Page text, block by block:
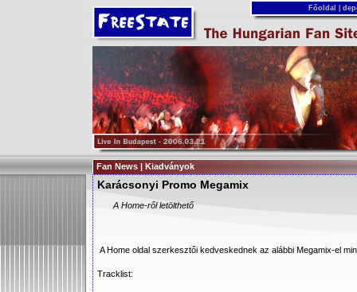
Főoldal
Fan News | Kiadványok
Karácsonyi Promo Megamix
A Home-ről letölthető
A Home oldal szerkesztői kedveskednek az alábbi Megamix-el
Tracklist: